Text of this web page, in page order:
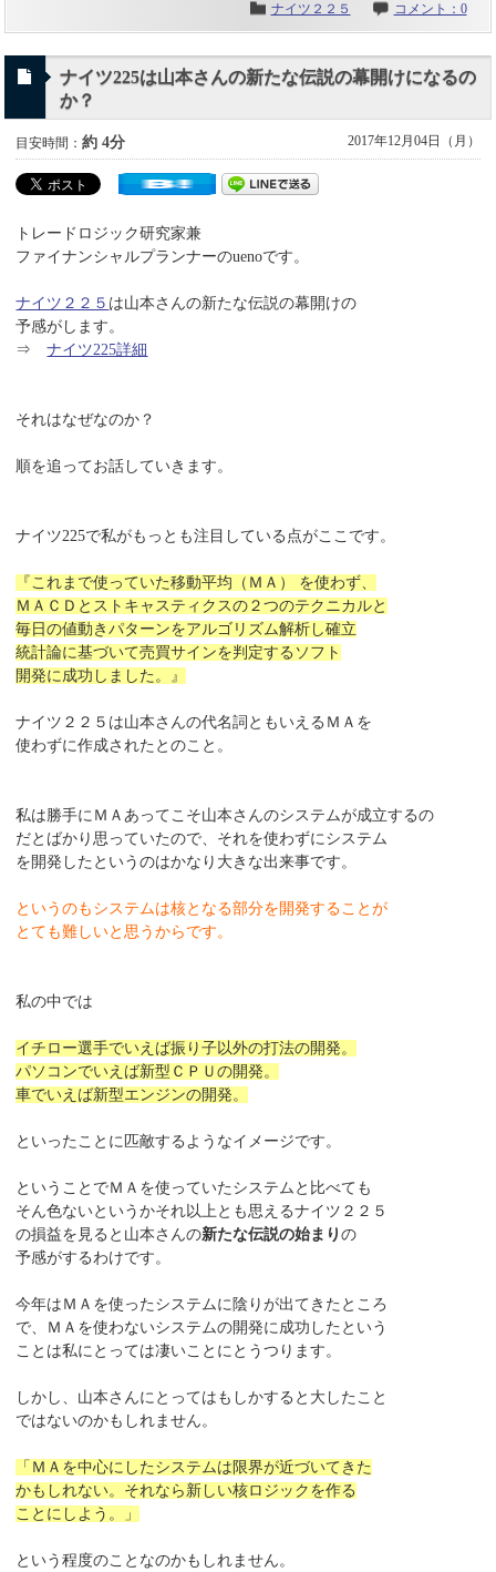
ナイツ２２５
コメント：0
ナイツ225は山本さんの新たな伝説の幕開けになるの
か？
目安時間：約 4分 2017年12月04日（月）
トレードロジック研究家兼
ファイナンシャルプランナーのuenoです。
ナイツ２２５ は山本さんの新たな伝説の幕開けの
予感がします。
⇒ナイツ225詳細
それはなぜなのか？
順を追ってお話していきます。
ナイツ225で私がもっとも注目している点がここです。
『これまで使っていた移動平均（ＭＡ） を使わず、
ＭＡＣＤとストキャスティクスの２つのテクニカルと
毎日の値動きパターンをアルゴリズム解析し確立
統計論に基づいて売買サインを判定するソフト
開発に成功しました。』
ナイツ２２５は山本さんの代名詞ともいえるＭＡを
使わずに作成されたとのこと。
私は勝手にＭＡあってこそ山本さんのシステムが成立するの
だとばかり思っていたので、それを使わずにシステム
を開発したというのはかなり大きな出来事です。
というのもシステムは核となる部分を開発することが
とても難しいと思うからです。
私の中では
イチロー選手でいえば振り子以外の打法の開発。
パソコンでいえば新型ＣＰＵの開発。
車でいえば新型エンジンの開発。
といったことに匹敵するようなイメージです。
ということでＭＡを使っていたシステムと比べても
そん色ないというかそれ以上とも思えるナイツ２２５
の損益を見ると山本さんの新たな伝説の始まりの
予感がするわけです。
今年はＭＡを使ったシステムに陰りが出てきたところ
で、ＭＡを使わないシステムの開発に成功したという
ことは私にとっては凄いことにとうつります。
しかし、山本さんにとってはもしかすると大したこと
ではないのかもしれません。
「ＭＡを中心にしたシステムは限界が近づいてきた
かもしれない。それなら新しい核ロジックを作る
ことにしよう。」
という程度のことなのかもしれません。